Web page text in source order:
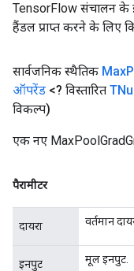
TensorFlow संचालन के
हैंडल प्राप्त करने के लिए
सार्वजनिक स्थैतिक Max
ऑपरेंड <? विस्तारित
विकल्प)
एक नए
पैरामीटर
दायरा वर्तमान
इनपुट मूल इनपुट.